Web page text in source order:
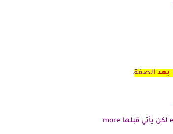
بعد الصفة.